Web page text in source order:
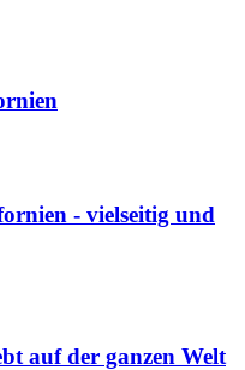
- vielseitig und
auf der ganzen Welt